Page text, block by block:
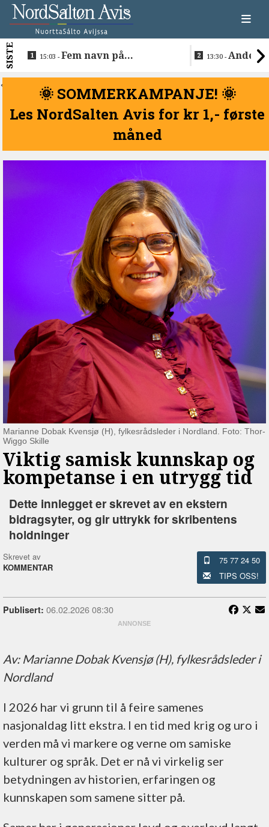
SISTE 15:03 -Fem navn på
i Sametinget
13:30 -Anders
Lakså
<
🌞 SOMMERKAMPANJE! 🌞
Les NordSalten Avis for kr 1,- første
måned
Marianne Dobak Kvensjø (H), fylkesrådsleder i Nordland. Foto: Thor-
Wiggo Skille
Viktig samisk kunnskap og
kompetanse i en utrygg tid
Dette innlegget er skrevet av en ekstern
bidragsyter, og gir uttrykk for skribentens
holdninger
Skrevet av
KOMMENTAR
75 77 24 50
TIPS OSS!
Publisert: 06.02.2026 08:30
Av: Marianne Dobak Kvensjø (H), fylkesrådsleder i
Nordland
I 2026 har vi grunn til å feire samenes
nasjonaldag litt ekstra. I en tid med krig og uro i
verden må vi markere og verne om samiske
kulturer og språk. Det er nå vi virkelig ser
betydningen av historien, erfaringen og
kunnskapen som samene sitter på.